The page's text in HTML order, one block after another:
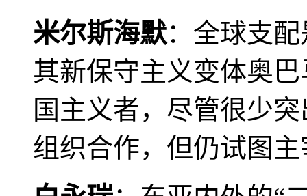
米尔斯海默：全球支
其新保守主义变体奥
国主义者，尽管很少
组织合作，但仍试图